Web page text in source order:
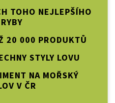
TOHO NEJLEPŠÍHO
20 000 PRODUKTŮ
STYLY LOVU
NA MOŘSKÝ
V ČR